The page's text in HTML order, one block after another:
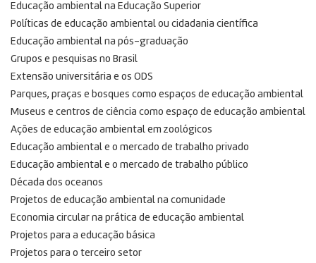
Educação ambiental na Educação Superior
Políticas de educação ambiental ou cidadania científica
Educação ambiental na pós-graduação
Grupos e pesquisas no Brasil
Extensão universitária e os ODS
Parques, praças e bosques como espaços de educação ambiental
Museus e centros de ciência como espaço de educação ambiental
Ações de educação ambiental em zoológicos
Educação ambiental e o mercado de trabalho privado
Educação ambiental e o mercado de trabalho público
Década dos oceanos
Projetos de educação ambiental na comunidade
Economia circular na prática de educação ambiental
Projetos para a educação básica
Projetos para o terceiro setor